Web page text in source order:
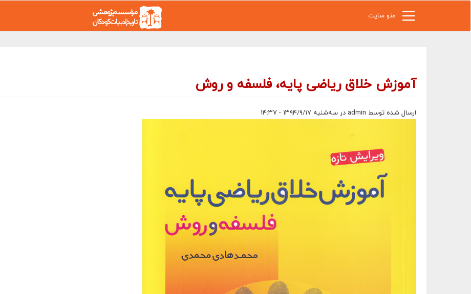
منو سایت
آموزش خلاق ریاضی پایه، فلسفه و روش
ارسال شده توسط admin در سه‌شنبه ۱۳۹۴/۹/۱۷ - ۱۴:۳۷